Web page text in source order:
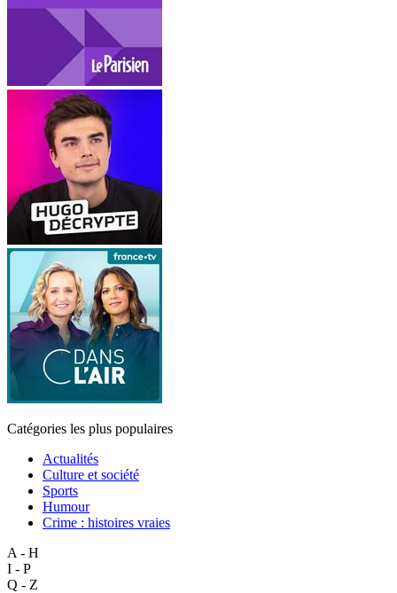
Catégories les plus populaires
Actualités
Culture et société
Sports
Humour
Crime : histoires vraies
A - H
I - P
Q - Z